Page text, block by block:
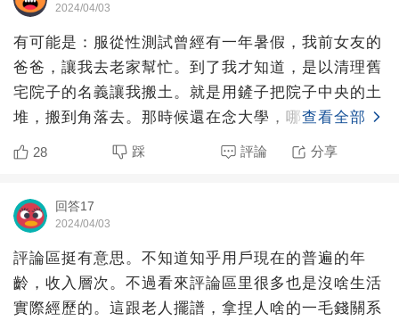
2024/04/03
有可能是：服從性測試曾經有一年暑假，我前女友的
爸爸，讓我去老家幫忙。到了我才知道，是以清理舊
宅院子的名義讓我搬土。就是用鏟子把院子中央的土
堆，搬到角落去。那時候還在念大學，哪會想這麼
多，女友爸讓我搬我
查看全部
28 踩 評論 分享
回答17
2024/04/03
評論區挺有意思。不知道知乎用戶現在的普遍的年
齡，收入層次。不過看來評論區里很多也是沒啥生活
實際經歷的。這跟老人擺譜，拿捏人啥的一毛錢關系